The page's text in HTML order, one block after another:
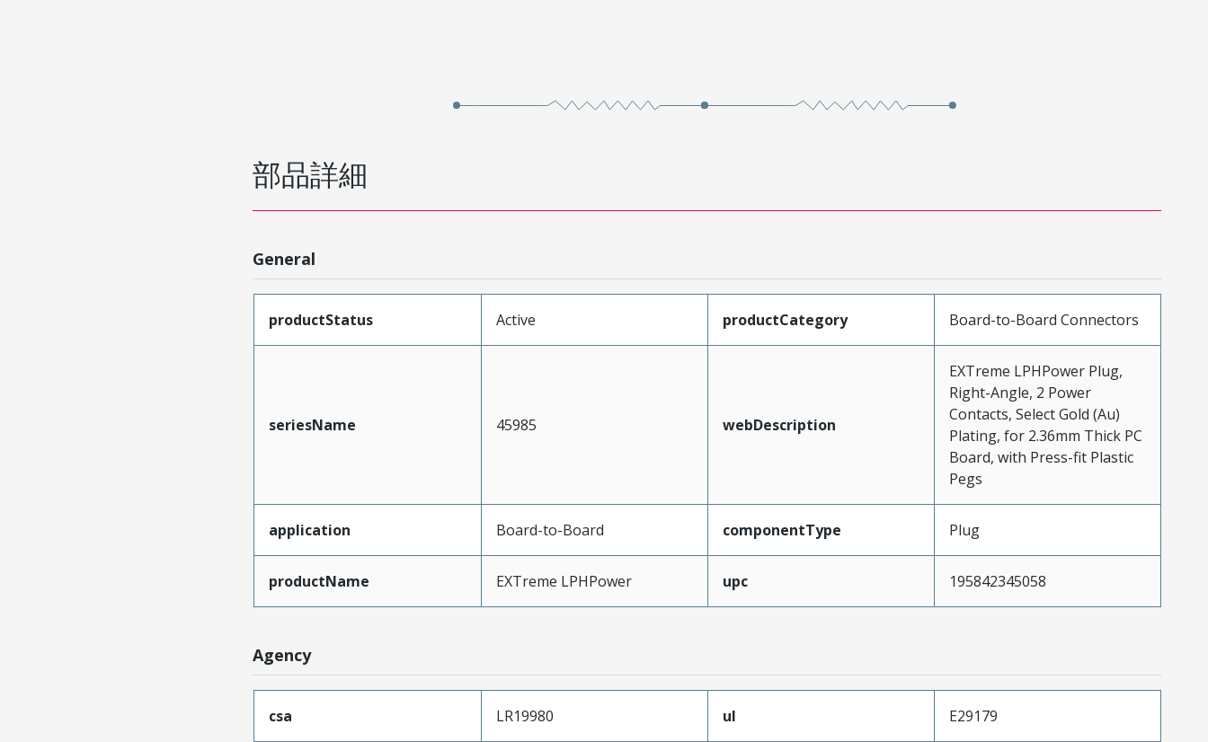
部品詳細
General
productStatus Active productCategory Board-to-Board Connectors
seriesName 45985 webDescription
EXTreme LPHPower Plug,
Right-Angle, 2 Power
Contacts, Select Gold (Au)
Plating, for 2.36mm Thick PC
Board, with Press-fit Plastic
Pegs
application Board-to-Board componentType Plug
productName EXTreme LPHPower upc 195842345058
Agency
csa LR19980 ul
E29179